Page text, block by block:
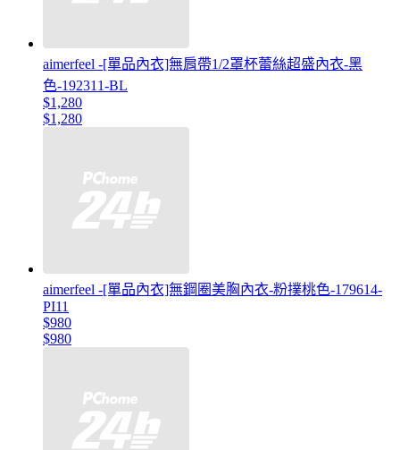
aimerfeel -[單品內衣]無肩帶1/2罩杯蕾絲超盛內衣-黑
色-192311-BL
$1,280
$1,280
aimerfeel -[單品內衣]無鋼圈美胸內衣-粉撲桃色-179614-
PI11
$980
$980